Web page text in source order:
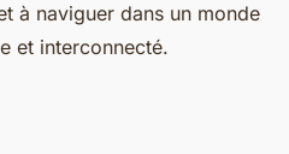
à naviguer dans un monde
et interconnecté.